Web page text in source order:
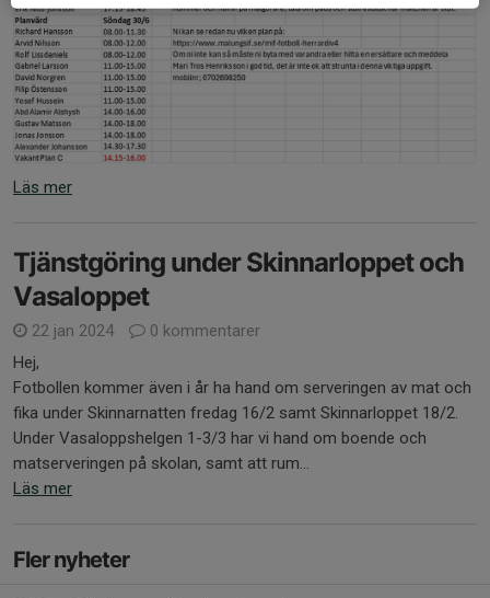
Läs mer
Tjänstgöring under Skinnarloppet och
Vasaloppet
22 jan 2024
0 kommentarer
Hej,
Fotbollen kommer även i år ha hand om serveringen av mat och
fika under Skinnarnatten fredag 16/2 samt Skinnarloppet 18/2.
Under Vasaloppshelgen 1-3/3 har vi hand om boende och
matserveringen på skolan, samt att rum...
Läs mer
Fler nyheter